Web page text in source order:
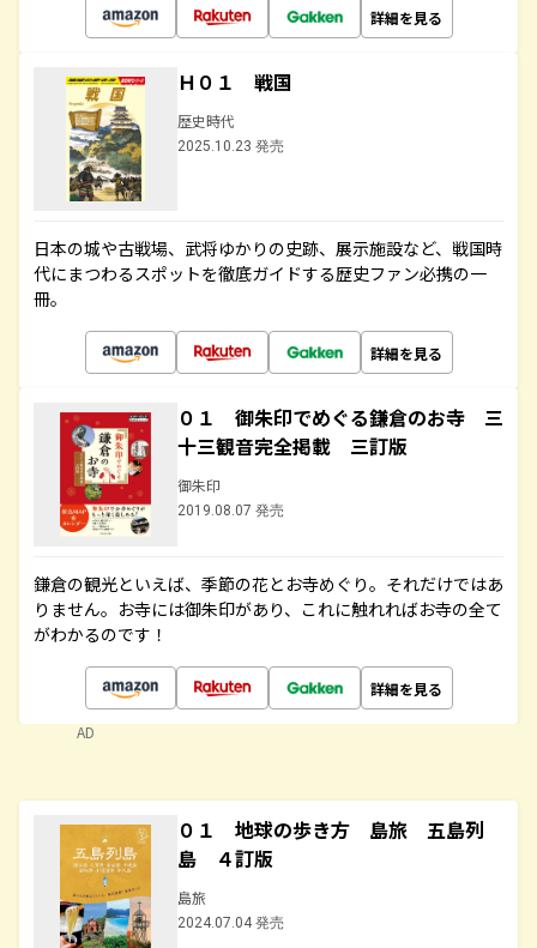
詳細を見る
Ｈ０１ 戦国
歴史時代
2025.10.23 発売
日本の城や古戦場、武将ゆかりの史跡、展示施設など、戦国時
代にまつわるスポットを徹底ガイドする歴史ファン必携の一
冊。
詳細を見る
０１ 御朱印でめぐる鎌倉のお寺 三
十三観音完全掲載 三訂版
御朱印
2019.08.07 発売
鎌倉の観光といえば、季節の花とお寺めぐり。それだけではあ
りません。お寺には御朱印があり、これに触れればお寺の全て
がわかるのです！
詳細を見る
AD
０１ 地球の歩き方 島旅 五島列
島 ４訂版
島旅
2024.07.04 発売